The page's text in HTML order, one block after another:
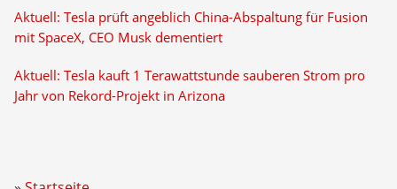
Aktuell: Tesla prüft angeblich China-Abspaltung für Fusion
mit SpaceX, CEO Musk dementiert
Aktuell: Tesla kauft 1 Terawattstunde sauberen Strom pro
Jahr von Rekord-Projekt in Arizona